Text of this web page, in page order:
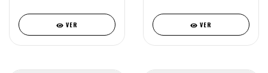
VER VER